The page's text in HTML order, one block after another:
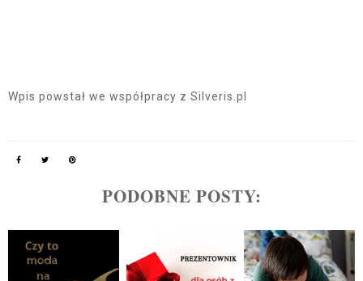
Wpis powstał we współpracy z Silveris.pl
PODOBNE POSTY: